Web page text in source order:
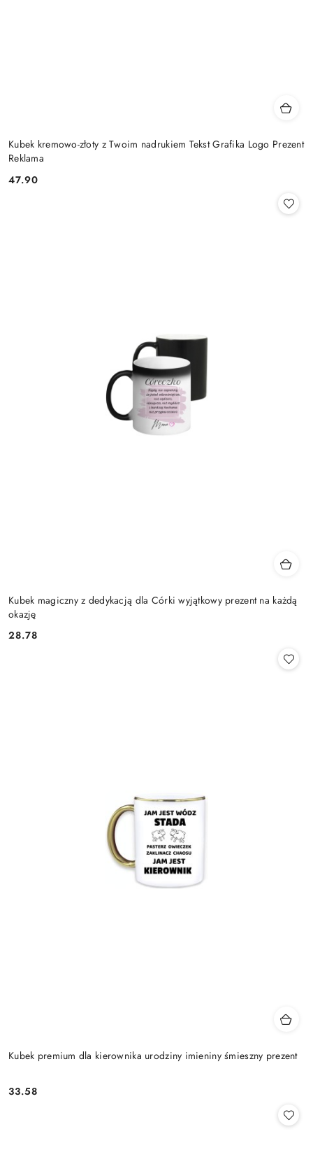
Kubek kremowo-złoty z Twoim nadrukiem Tekst Grafika Logo Prezent
Reklama
Cena:
47.90
Kubek magiczny z dedykacją dla Córki wyjątkowy prezent na każdą
okazję
Cena:
28.78
Kubek premium dla kierownika urodziny imieniny śmieszny prezent
Cena:
33.58